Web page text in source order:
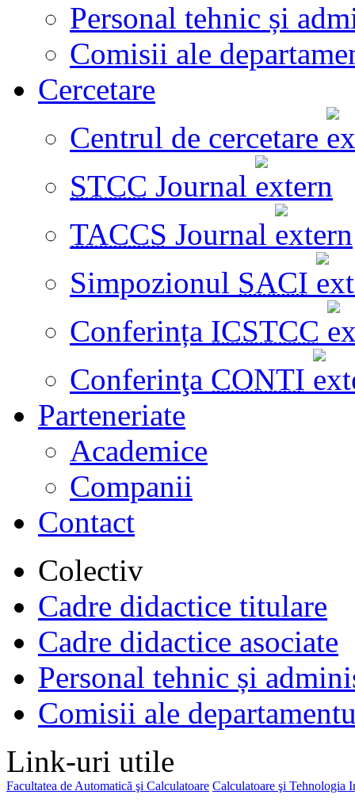
Personal tehnic și
Comisii ale
Cercetare
Centrul de cercetare
STCC Journal
TACCS Journal
Simpozionul SACI
Conferința ICSTCC
Conferinţa CONTI
Parteneriate
Academice
Companii
Contact
Colectiv
Cadre didactice titulare
Cadre didactice asociate
Personal tehnic și
Comisii ale
Link-uri utile
Facultatea de Automatică şi Calculatoare Calculatoare şi Tehnologia